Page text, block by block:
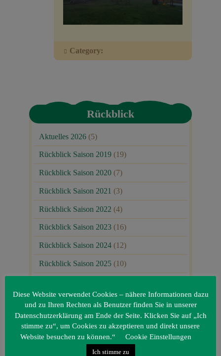
Category:
Rückblick
Aktuelles 2026 (5)
Rückblick Saison 2019 (19)
Rückblick Saison 2020 (7)
Rückblick Saison 2021 (3)
Rückblick Saison 2022 (4)
Rückblick Saison 2023 (16)
Rückblick Saison 2024 (12)
Rückblick Saison 2025 (10)
Diese Website verwendet Cookies – nähere Informationen dazu
und zu Ihren Rechten als Benutzer finden Sie in unserer
Datenschutzerklärung am Ende der Seite. Klicken Sie auf „Ich
stimme zu“, um Cookies zu akzeptieren und direkt unsere
Website besuchen zu können.“
Cookie Einstellungen
Ich stimme zu